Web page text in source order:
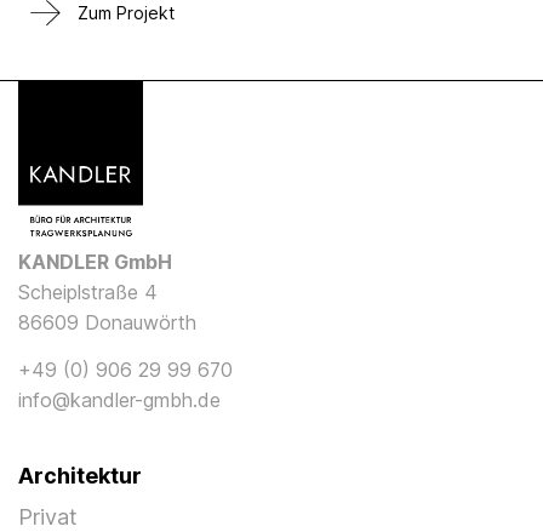
Zum Projekt
KANDLER GmbH
Scheiplstraße 4
86609 Donauwörth
+49 (0) 906 29 99 670
info@kandler-gmbh.de
Architektur
Privat